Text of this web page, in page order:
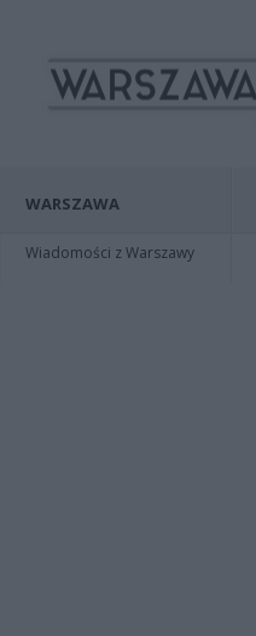
WARSZAWA
Wiadomości z Warszawy